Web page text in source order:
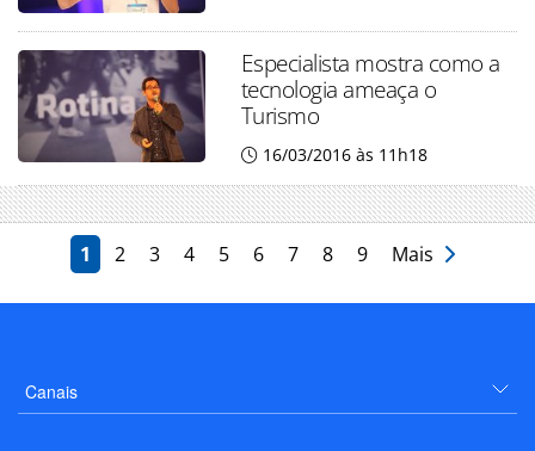
Especialista mostra como a
tecnologia ameaça o
Turismo
16/03/2016 às 11h18
1 2 3 4 5 6 7 8 9 Mais
Canais